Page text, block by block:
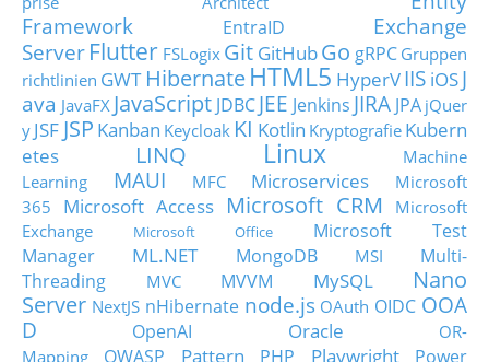
Framework
EntraID
Exchange
Server Flutter FSLogix Git GitHubGo gRPC Gruppen
richtlinien GWT HibernateHTML5 HyperVIIS iOSJ
ava JavaFX JavaScript JDBC JEE Jenkins JIRA JPA jQuer
y JSF JSP Kanban Keycloak KI Kotlin Kryptografie Kubern
etes
LINQ Linux
Machine
Learning
MAUI MFC Microservices
Microsoft
365
Microsoft Access Microsoft CRM
Microsoft
Exchange
Microsoft Office
Microsoft Test
Manager
ML.NET MongoDB MSI
Multi-
Threading
MVC MVVM MySQL
Nano
Server NextJS nHibernate node.js OAuth OIDC OOA
D
OpenAI Oracle
OR-
Mapping
OWASP Pattern PHP Playwright
Power